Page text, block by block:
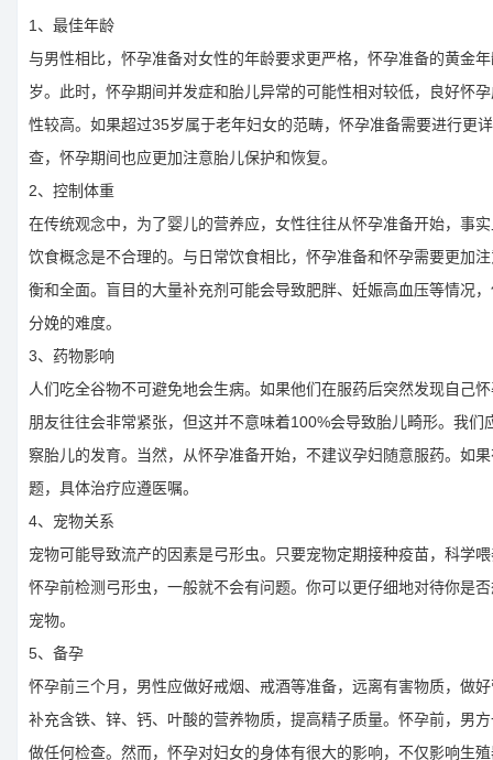
1、最佳年龄
与男性相比，怀孕准备对女性的年龄要求更严格，怀孕准备的黄金
岁。此时，怀孕期间并发症和胎儿异常的可能性相对较低，良好怀
性较高。如果超过35岁属于老年妇女的范畴，怀孕准备需要进行更
查，怀孕期间也应更加注意胎儿保护和恢复。
2、控制体重
在传统观念中，为了婴儿的营养应，女性往往从怀孕准备开始，事
饮食概念是不合理的。与日常饮食相比，怀孕准备和怀孕需要更加
衡和全面。盲目的大量补充剂可能会导致肥胖、妊娠高血压等情况
分娩的难度。
3、药物影响
人们吃全谷物不可避免地会生病。如果他们在服药后突然发现自己
朋友往往会非常紧张，但这并不意味着100%会导致胎儿畸形。我们
察胎儿的发育。当然，从怀孕准备开始，不建议孕妇随意服药。如
题，具体治疗应遵医嘱。
4、宠物关系
宠物可能导致流产的因素是弓形虫。只要宠物定期接种疫苗，科学
怀孕前检测弓形虫，一般就不会有问题。你可以更仔细地对待你是
宠物。
5、备孕
怀孕前三个月，男性应做好戒烟、戒酒等准备，远离有害物质，做
补充含铁、锌、钙、叶酸的营养物质，提高精子质量。怀孕前，男
做任何检查。然而，怀孕对妇女的身体有很大的影响，不仅影响生